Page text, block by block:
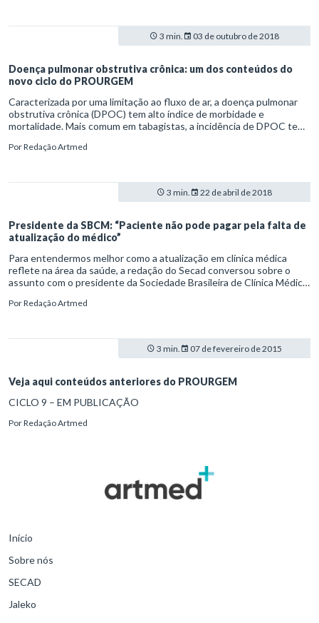
3 min. 03 de outubro de 2018
Doença pulmonar obstrutiva crônica: um dos conteúdos do
novo ciclo do PROURGEM
Caracterizada por uma limitação ao fluxo de ar, a doença pulmonar
obstrutiva crônica (DPOC) tem alto índice de morbidade e
mortalidade. Mais comum em tabagistas, a incidência de DPOC tem
paciente. No entanto, dois em cada dez óbitos não têm história
PorRedação Artmed
3 min. 22 de abril de 2018
Presidente da SBCM: “Paciente não pode pagar pela falta de
atualização do médico”
Para entendermos melhor como a atualização em clínica médica
reflete na área da saúde, a redação do Secad conversou sobre o
assunto com o presidente da Sociedade Brasileira de Clínica Médica
como imprescindível para o aprimoramento constante de clínicos.
PorRedação Artmed
3 min. 07 de fevereiro de 2015
Veja aqui conteúdos anteriores do PROURGEM
CICLO 9 – EM PUBLICAÇÃO
PorRedação Artmed
Início
Sobre nós
SECAD
Jaleko